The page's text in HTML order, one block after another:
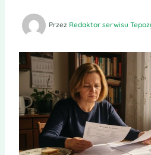
Przez Redaktor serwisu